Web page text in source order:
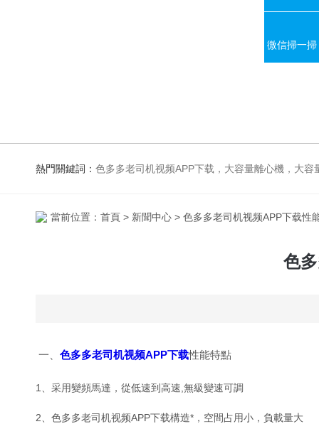
熱門關鍵詞： 色多多老司机视频APP下载，大容量離心機，大容量振蕩器，高速冷凍離心機，生化、光照、振蕩培養箱，磁力攪
當前位置： 首頁 > 新聞中心 > 色多多老司机视频APP下载性
色
一、 色多多老司机视频APP下载性能特點
1、采用變頻馬達，從低速到高速,無級變速可調
2、色多多老司机视频APP下载構造*，空間占用小，負載量大
微信掃一掃